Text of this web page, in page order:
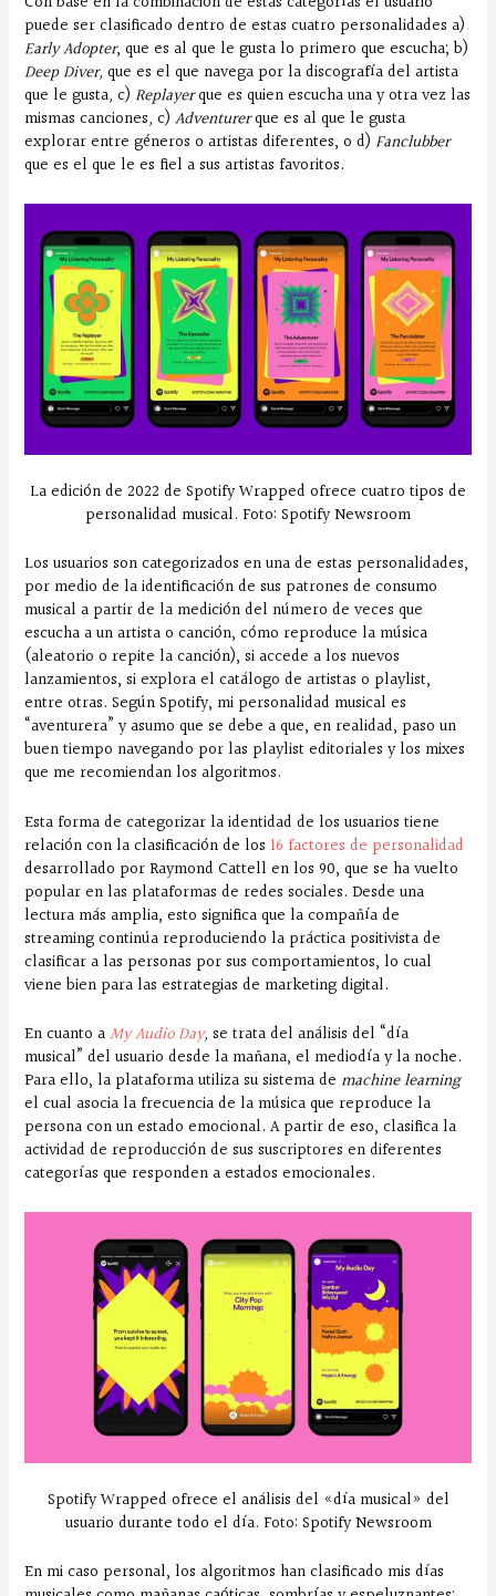
puede ser clasificado dentro de estas cuatro personalidades a)
Early Adopter, que es al que le gusta lo primero que escucha; b)
Deep Diver,que es el que navega por la discografía del artista
que le gusta,c) Replayerque es quien escucha una y otra vez las
mismas canciones, c) Adventurerque es al que le gusta
explorar entre géneros o artistas diferentes, o d) Fanclubber
que es el que le es fiel a sus artistas favoritos.
La edición de 2022 de Spotify Wrapped ofrece cuatro tipos de
personalidad musical. Foto: Spotify Newsroom
Los usuarios son categorizados en una de estas personalidades,
por medio de la identificación de sus patrones de consumo
musical a partir de la medición del número de veces que
escucha a un artista o canción, cómo reproduce la música
(aleatorio o repite la canción), si accede a los nuevos
lanzamientos, si explora el catálogo de artistas o playlist,
entre otras. Según Spotify, mi personalidad musical es
“aventurera” y asumo que se debe a que, en realidad, paso un
buen tiempo navegando por las playlist editoriales y los mixes
que me recomiendan los algoritmos.
Esta forma de categorizar la identidad de los usuarios tiene
relación con la clasificación de los16 factores de personalidad
desarrollado por Raymond Cattell en los 90, que se ha vuelto
popular en las plataformas de redes sociales. Desde una
lectura más amplia, esto significa que la compañía de
streaming continúa reproduciendo la práctica positivista de
clasificar a las personas por sus comportamientos, lo cual
viene bien para las estrategias de marketing digital.
En cuanto aMy Audio Day, se trata del análisis del “día
musical” del usuario desde la mañana, el mediodía y la noche.
Para ello, la plataforma utiliza su sistema de machine learning
el cual asocia la frecuencia de la música que reproduce la
persona con un estado emocional. A partir de eso, clasifica la
actividad de reproducción de sus suscriptores en diferentes
categorías que responden a estados emocionales.
Spotify Wrapped ofrece el análisis del «día musical» del
usuario durante todo el día. Foto: Spotify Newsroom
En mi caso personal, los algoritmos han clasificado mis días